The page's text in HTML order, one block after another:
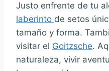
Justo enfrente de tu
laberinto de setos
tamaño y forma.
visitar el Goitzsche.
naturaleza, vivir